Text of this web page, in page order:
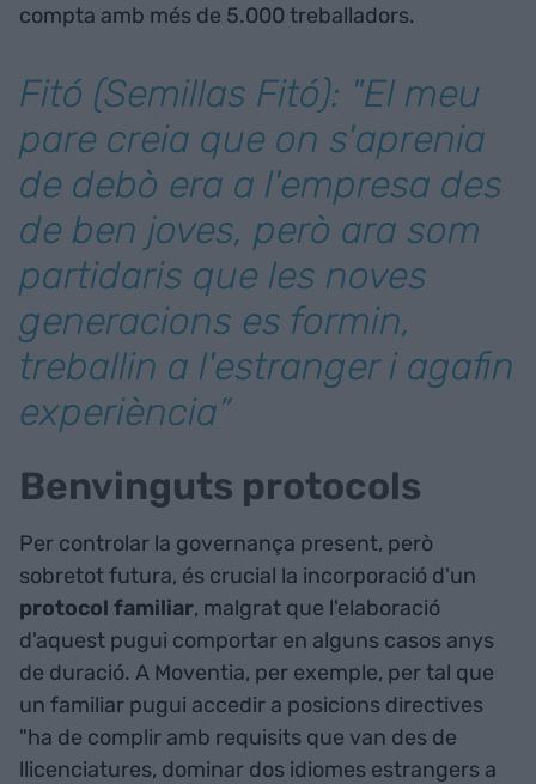
compta amb més de 5.000 treballadors.
Fitó (Semillas Fitó): "El meu
pare creia que on s'aprenia
de debò era a l'empresa des
de ben joves, però ara som
partidaris que les noves
generacions es formin,
treballin a l'estranger i agafin
experiència”
Benvinguts protocols
Per controlar la governança present, però
sobretot futura, és crucial la incorporació d'un
protocol familiar, malgrat que l'elaboració
d'aquest pugui comportar en alguns casos anys
de duració. A Moventia, per exemple, per tal que
un familiar pugui accedir a posicions directives
"ha de complir amb requisits que van des de
llicenciatures, dominar dos idiomes estrangers a